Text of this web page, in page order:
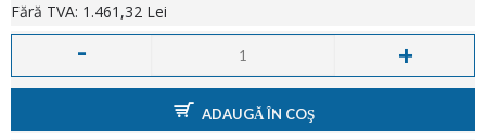
Fără TVA: 1.461,32 Lei
- +
ADAUGĂ ÎN COŞ